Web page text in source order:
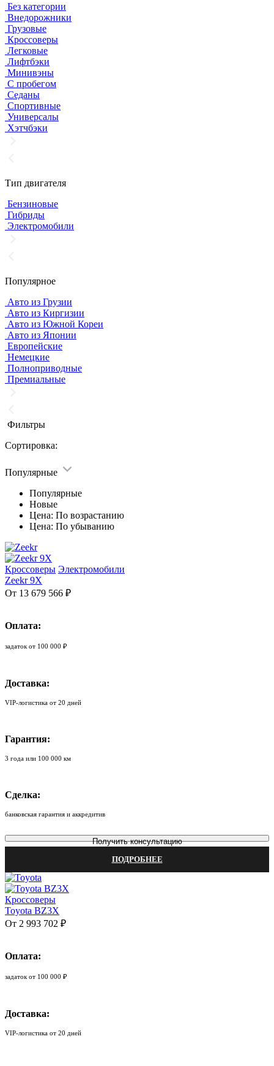
Без категории
Внедорожники
Грузовые
Кроссоверы
Легковые
Лифтбэки
Минивэны
С пробегом
Седаны
Спортивные
Универсалы
Хэтчбэки
Тип двигателя
Бензиновые
Гибриды
Электромобили
Популярное
Авто из Грузии
Авто из Киргизии
Авто из Южной Кореи
Авто из Японии
Европейские
Немецкие
Полноприводные
Премиальные
Фильтры
Сортировка:
Популярные
Популярные
Новые
Цена: По возрастанию
Цена: По убыванию
Кроссоверы Электромобили
Zeekr 9X
От 13 679 566 ₽
Оплата:
задаток от 100 000 ₽
Доставка:
VIP-логистика от 20 дней
Гарантия:
3 года или 100 000 км
Сделка:
банковская гарантия и аккредитив
Получить консультацию
ПОДРОБНЕЕ
Кроссоверы
Toyota BZ3X
От 2 993 702 ₽
Оплата:
задаток от 100 000 ₽
Доставка:
VIP-логистика от 20 дней